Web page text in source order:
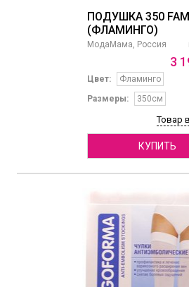
ПОДУШКА 350
(ФЛАМИНГО)
МодаМама, Россия
3
Цвет:
Фламинго
Размеры:
350см
Товар
КУПИТЬ